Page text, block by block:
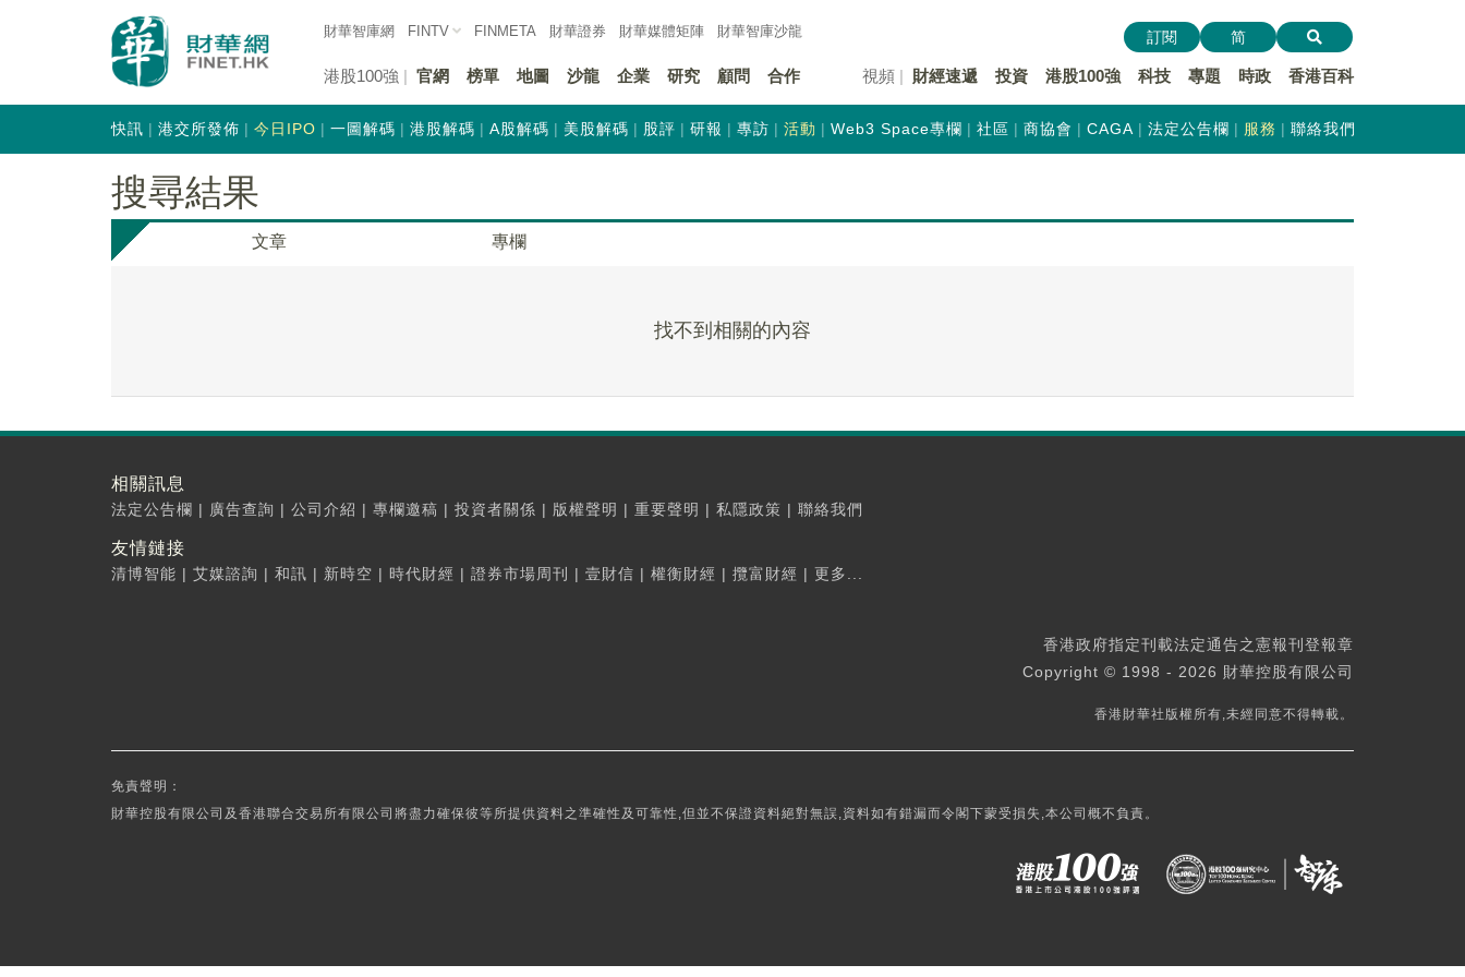
財華智庫網 FINTV FINMETA 財華證券 財華媒體矩陣 財華智庫沙龍
港股100強 官網 榜單 地圖 沙龍 企業 研究 顧問 合作 視頻 財經速遞 投資 港股100強 科技 專題 時政 香港百科
訂閱 简
快訊 港交所發佈 今日IPO 一圖解碼 港股解碼 A股解碼 美股解碼 股評 研報 專訪 活動 Web3 Space專欄 社區 商協會 CAGA 法定公告欄 服務 聯絡我們
搜尋結果
文章 專欄
找不到相關的內容
相關訊息
法定公告欄 | 廣告查詢 | 公司介紹 | 專欄邀稿 | 投資者關係 | 版權聲明 | 重要聲明 | 私隱政策 | 聯絡我們
友情鏈接
清博智能 | 艾媒諮詢 | 和訊 | 新時空 | 時代財經 | 證券市場周刊 | 壹財信 | 權衡財經 | 攬富財經 | 更多...
香港政府指定刊載法定通告之憲報刊登報章
Copyright © 1998 - 2026 財華控股有限公司
香港財華社版權所有,未經同意不得轉載。
免責聲明：
財華控股有限公司及香港聯合交易所有限公司將盡力確保彼等所提供資料之準確性及可靠性,但並不保證資料絕對無誤,資料如有錯漏而令閣下蒙受損失,本公司概不負責。